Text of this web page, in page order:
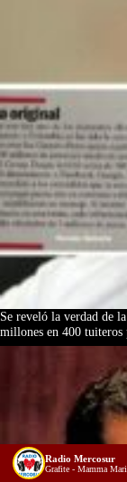
Se reveló la verdad de
millones en 400 tuiteros
Radio Mercosur
Grafite - Mamma